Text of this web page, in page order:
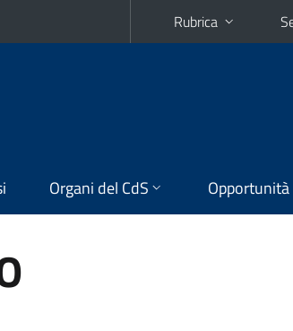
Rubrica
Organi del CdS Opportunità